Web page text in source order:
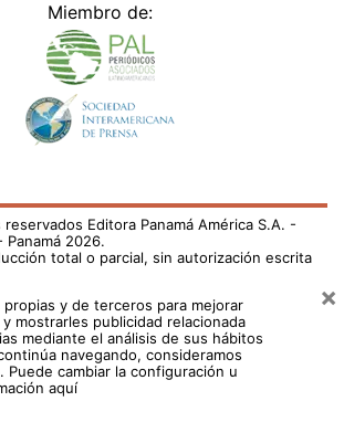
Miembro de:
Editora Panamá América S.A. -
Panamá 2026.
total o parcial, sin autorización escrita
propias y de terceros para mejorar
mostrarles publicidad relacionada
mediante el análisis de sus hábitos
navegando, consideramos
Puede cambiar la configuración u
aquí
×